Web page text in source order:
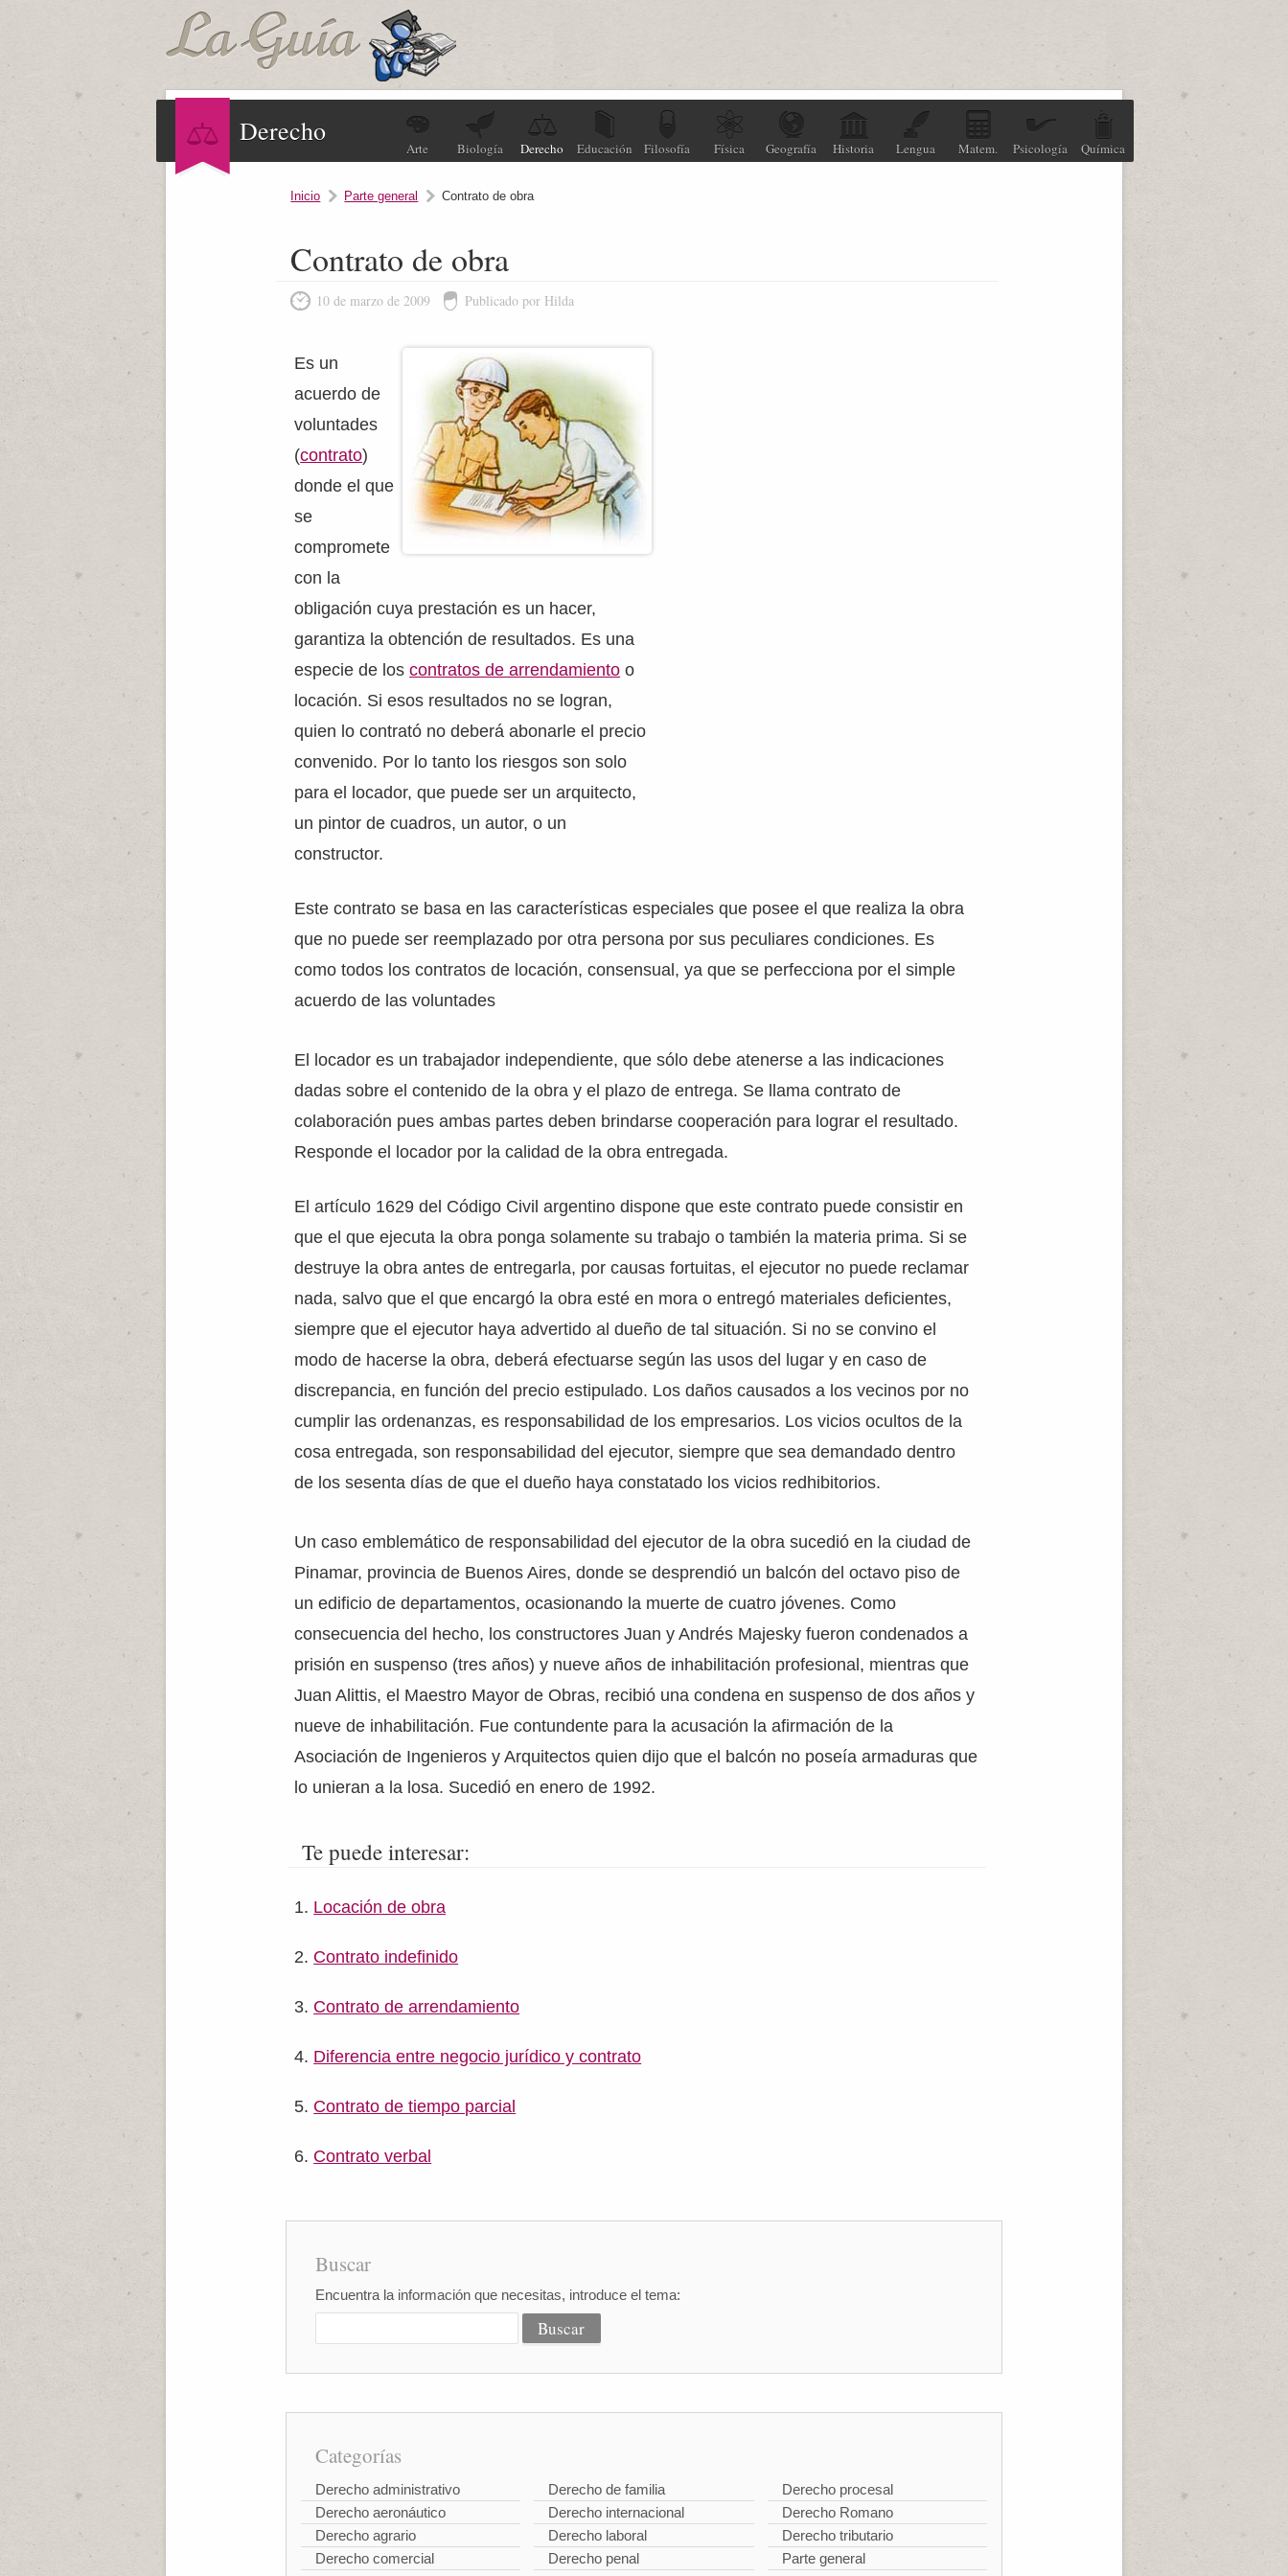
Derecho
Arte Biología Derecho Educación Filosofía Física Geografía Historia Lengua Matem. Psicología Química
Inicio Parte general Contrato de obra
Contrato de obra
10 de marzo de 2009 Publicado por Hilda
Es un
acuerdo de
voluntades
(contrato)
donde el que
se
compromete
con la
obligación cuya prestación es un hacer,
garantiza la obtención de resultados. Es una
especie de loscontratos de arrendamiento o
locación. Si esos resultados no se logran,
quien lo contrató no deberá abonarle el precio
convenido. Por lo tanto los riesgos son solo
para el locador, que puede ser un arquitecto,
un pintor de cuadros, un autor, o un
constructor.
Este contrato se basa en las características especiales que posee el que realiza la obra
que no puede ser reemplazado por otra persona por sus peculiares condiciones. Es
como todos los contratos de locación, consensual, ya que se perfecciona por el simple
acuerdo de las voluntades
El locador es un trabajador independiente, que sólo debe atenerse a las indicaciones
dadas sobre el contenido de la obra y el plazo de entrega. Se llama contrato de
colaboración pues ambas partes deben brindarse cooperación para lograr el resultado.
Responde el locador por la calidad de la obra entregada.
El artículo 1629 del Código Civil argentino dispone que este contrato puede consistir en
que el que ejecuta la obra ponga solamente su trabajo o también la materia prima. Si se
destruye la obra antes de entregarla, por causas fortuitas, el ejecutor no puede reclamar
nada, salvo que el que encargó la obra esté en mora o entregó materiales deficientes,
siempre que el ejecutor haya advertido al dueño de tal situación. Si no se convino el
modo de hacerse la obra, deberá efectuarse según las usos del lugar y en caso de
discrepancia, en función del precio estipulado. Los daños causados a los vecinos por no
cumplir las ordenanzas, es responsabilidad de los empresarios. Los vicios ocultos de la
cosa entregada, son responsabilidad del ejecutor, siempre que sea demandado dentro
de los sesenta días de que el dueño haya constatado los vicios redhibitorios.
Un caso emblemático de responsabilidad del ejecutor de la obra sucedió en la ciudad de
Pinamar, provincia de Buenos Aires, donde se desprendió un balcón del octavo piso de
un edificio de departamentos, ocasionando la muerte de cuatro jóvenes. Como
consecuencia del hecho, los constructores Juan y Andrés Majesky fueron condenados a
prisión en suspenso (tres años) y nueve años de inhabilitación profesional, mientras que
Juan Alittis, el Maestro Mayor de Obras, recibió una condena en suspenso de dos años y
nueve de inhabilitación. Fue contundente para la acusación la afirmación de la
Asociación de Ingenieros y Arquitectos quien dijo que el balcón no poseía armaduras que
lo unieran a la losa. Sucedió en enero de 1992.
Te puede interesar:
Locación de obra
Contrato indefinido
Contrato de arrendamiento
Diferencia entre negocio jurídico y contrato
Contrato de tiempo parcial
Contrato verbal
Buscar
Encuentra la información que necesitas, introduce el tema:
Categorías
Derecho administrativo
Derecho aeronáutico
Derecho agrario
Derecho comercial
Derecho de familia
Derecho internacional
Derecho laboral
Derecho penal
Derecho procesal
Derecho Romano
Derecho tributario
Parte general